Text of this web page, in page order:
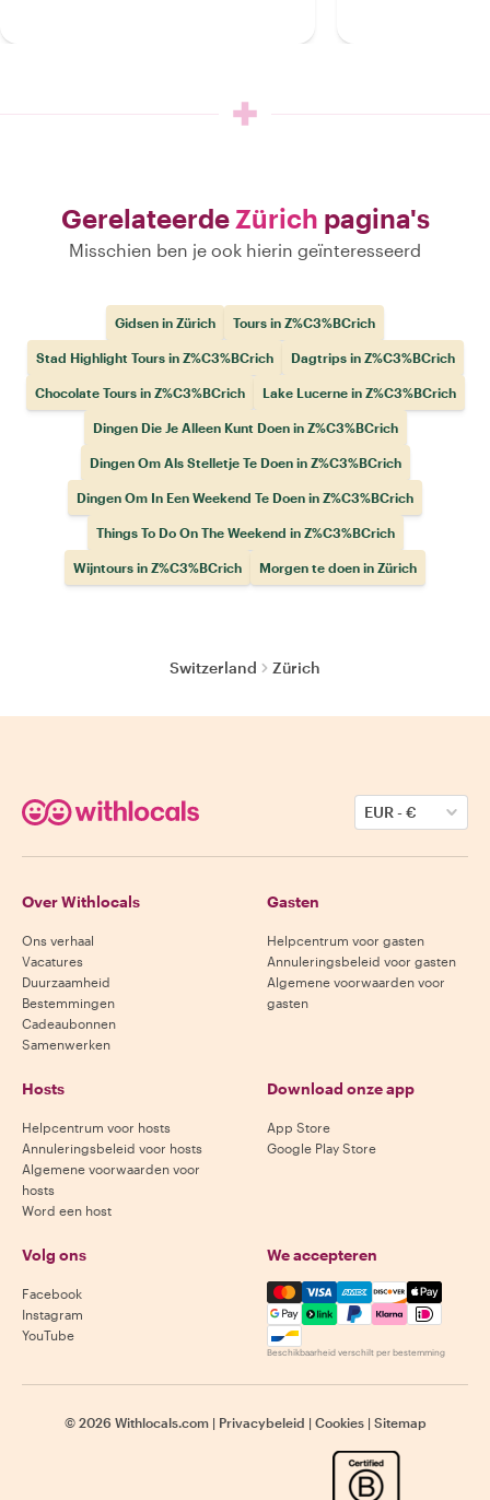
Gerelateerde Zürich pagina's
Misschien ben je ook hierin geïnteresseerd
Gidsen in Zürich Tours in Z%C3%BCrich
Stad Highlight Tours in Z%C3%BCrich Dagtrips in Z%C3%BCrich
Chocolate Tours in Z%C3%BCrich Lake Lucerne in Z%C3%BCrich
Dingen Die Je Alleen Kunt Doen in Z%C3%BCrich
Dingen Om Als Stelletje Te Doen in Z%C3%BCrich
Dingen Om In Een Weekend Te Doen in Z%C3%BCrich
Things To Do On The Weekend in Z%C3%BCrich
Wijntours in Z%C3%BCrich Morgen te doen in Zürich
Switzerland Zürich
EUR-€
Over Withlocals
Ons verhaal
Vacatures
Duurzaamheid
Bestemmingen
Cadeaubonnen
Samenwerken
Gasten
Helpcentrum voor gasten
Annuleringsbeleid voor gasten
Algemene voorwaarden voor
gasten
Hosts
Helpcentrum voor hosts
Annuleringsbeleid voor hosts
Algemene voorwaarden voor
hosts
Word een host
Download onze app
App Store
Google Play Store
Volg ons
Facebook
Instagram
YouTube
We accepteren
Mastercard, Visa, Amex,
Beschikbaarheid verschilt per bestemming
© 2026 Withlocals.com | Privacybeleid | Cookies | Sitemap